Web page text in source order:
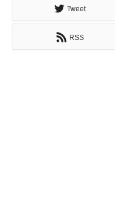
Tweet
RSS